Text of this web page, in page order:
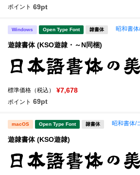
ポイント 69pt
Windows Open Type Font 隷書体 昭和書
遊隷書体 (KSO遊隷・～N同梱)
標準価格（税込） ¥7,678
ポイント 69pt
macOS Open Type Font 隷書体 昭和書体/
遊隷書体 (KSO遊隷)